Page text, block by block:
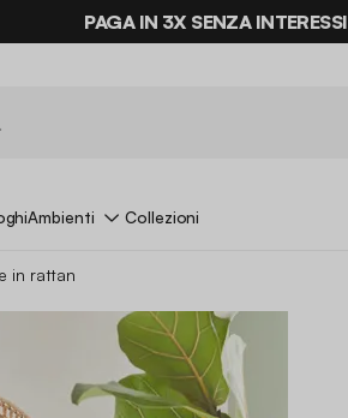
PAGA IN 3X SENZA INTERESSI
Ambienti Collezioni
in rattan